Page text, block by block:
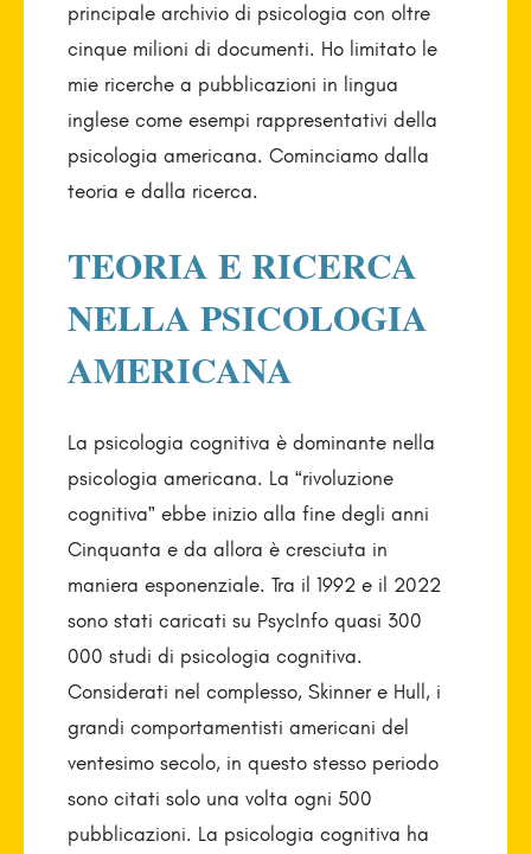
principale archivio di psicologia con oltre
cinque milioni di documenti. Ho limitato le
mie ricerche a pubblicazioni in lingua
inglese come esempi rappresentativi della
psicologia americana. Cominciamo dalla
teoria e dalla ricerca.
TEORIA E RICERCA
NELLA PSICOLOGIA
AMERICANA
La psicologia cognitiva è dominante nella
psicologia americana. La “rivoluzione
cognitiva” ebbe inizio alla fine degli anni
Cinquanta e da allora è cresciuta in
maniera esponenziale. Tra il 1992 e il 2022
sono stati caricati su PsycInfo quasi 300
000 studi di psicologia cognitiva.
Considerati nel complesso, Skinner e Hull, i
grandi comportamentisti americani del
ventesimo secolo, in questo stesso periodo
sono citati solo una volta ogni 500
pubblicazioni. La psicologia cognitiva ha